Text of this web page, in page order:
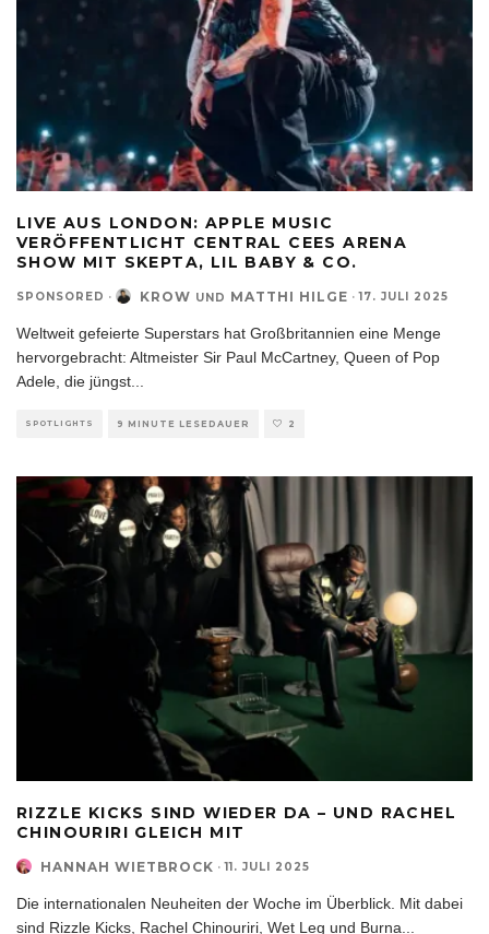
LIVE AUS LONDON: APPLE MUSIC
VERÖFFENTLICHT CENTRAL CEES ARENA
SHOW MIT SKEPTA, LIL BABY & CO.
SPONSORED · KROW UND MATTHI HILGE · 17. JULI 2025
Weltweit gefeierte Superstars hat Großbritannien eine Menge
hervorgebracht: Altmeister Sir Paul McCartney, Queen of Pop
Adele, die jüngst
SPOTLIGHTS 9 MINUTE LESEDAUER 2
RIZZLE KICKS SIND WIEDER DA – UND RACHEL
CHINOURIRI GLEICH MIT
HANNAH WIETBROCK · 11. JULI 2025
Die internationalen Neuheiten der Woche im Überblick. Mit dabei
sind Rizzle Kicks, Rachel Chinouriri, Wet Leg und Burna